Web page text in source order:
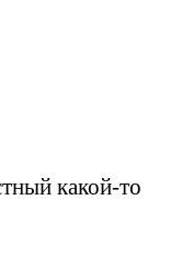
какой-то